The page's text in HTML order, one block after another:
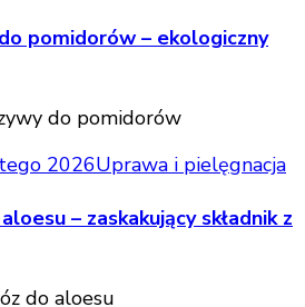
pomidorów – ekologiczny
2026Uprawa i pielęgnacja
– zaskakujący składnik z